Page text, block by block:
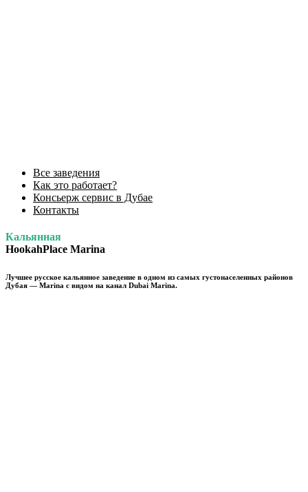
Все заведения
Как это работает?
Консьерж сервис в Дубае
Контакты
Кальянная
HookahPlace Marina
Лучшее русское кальянное заведение в одном из самых густонаселенных районов
Дубая — Marina с видом на канал Dubai Marina.